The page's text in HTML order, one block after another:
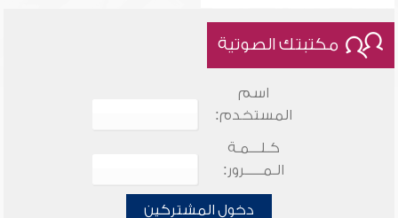
مكتبتك الصوتية
اسم
المستخدم:
كـلـــمـة
الـمـــــرور:
دخول المشتركين